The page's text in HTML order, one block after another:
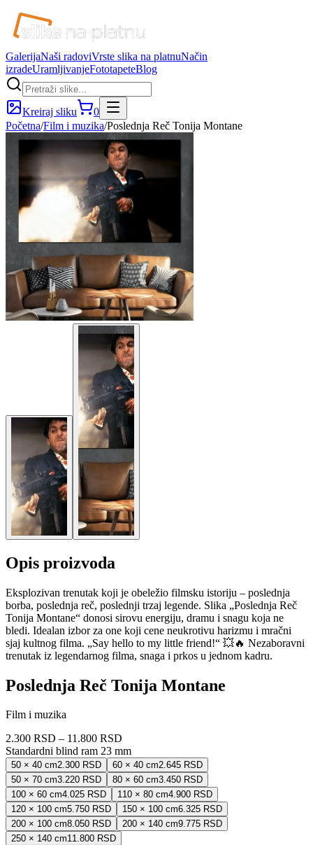
GalerijaNaši radoviVrste slika na platnuNačin
izradeUramljivanjeFototapeteBlog
Kreiraj sliku
0
Početna/Film i muzika/Poslednja Reč Tonija Montane
Opis proizvoda
Eksplozivan trenutak koji je obeležio filmsku istoriju – poslednja
borba, poslednja reč, poslednji trzaj legende. Slika „Poslednja Reč
Tonija Montane“ donosi sirovu energiju, dramu i snagu koja ne
bledi. Idealan izbor za one koji cene neukrotivu harizmu i mračni
sjaj kultnog filma. „Say hello to my little friend!“ 💥🔥 Nezaboravni
trenutak iz legendarnog filma, snaga i prkos u jednom kadru.
Poslednja Reč Tonija Montane
Film i muzika
2.300 RSD – 11.800 RSD
Standardni blind ram 23 mm
50 × 40 cm2.300 RSD 60 × 40 cm2.645 RSD
50 × 70 cm3.220 RSD 80 × 60 cm3.450 RSD
100 × 60 cm4.025 RSD 110 × 80 cm4.900 RSD
120 × 100 cm5.750 RSD 150 × 100 cm6.325 RSD
200 × 100 cm8.050 RSD 200 × 140 cm9.775 RSD
250 × 140 cm11.800 RSD